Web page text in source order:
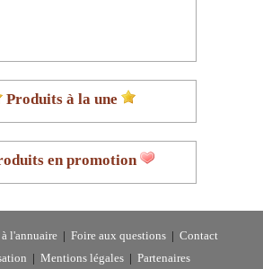
Produits à la une
en promotion
l'annuaire Foire aux questions
Contact
Mentions légales Partenaires